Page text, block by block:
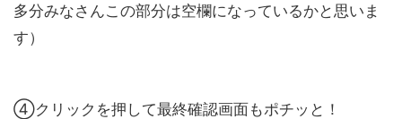
多分みなさんこの部分は空欄になっているかと思いま
す）
④クリックを押して最終確認画面もポチッと！